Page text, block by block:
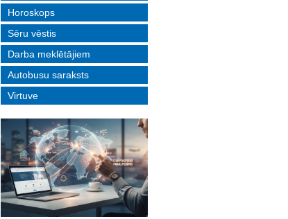
Horoskops
Sēru vēstis
Darba meklētājiem
Autobusu saraksts
Virtuve